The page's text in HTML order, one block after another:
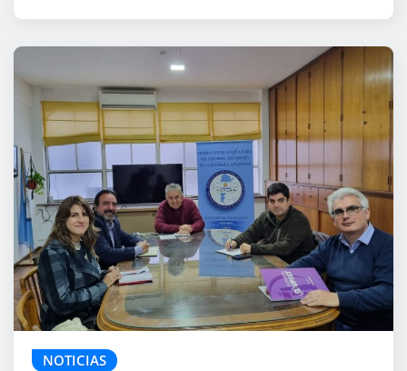
NOTICIAS